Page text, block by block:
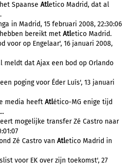
Spaanse Atletico Madrid, dat al
in Madrid, 15 februari 2008, 22:30:06
bereikt met Atletico Madrid.
voor op Engelaar', 16 januari 2008,
meldt dat Ajax een bod op Orlando
poging voor Éder Luís', 13 januari
media heeft Atlético-MG enige tijd
mogelijke transfer Zé Castro naar
Zé Castro van Atletico Madrid in
voor EK over zijn toekomst', 27